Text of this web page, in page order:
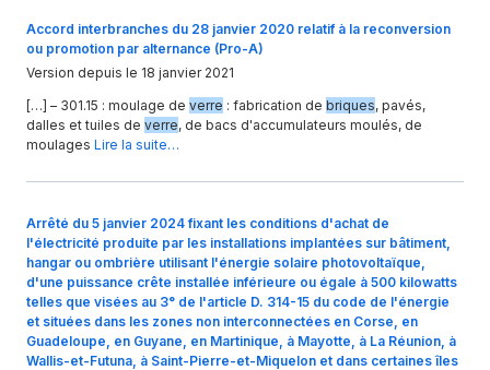
Accord interbranches du 28 janvier 2020 relatif à la reconversion
ou promotion par alternance (Pro-A)
Version depuis le 18 janvier 2021
[…] – 301.15 : moulage de verre : fabrication de briques, pavés,
dalles et tuiles de verre, de bacs d'accumulateurs moulés, de
moulages Lire la suite…
Arrêté du 5 janvier 2024 fixant les conditions d'achat de
l'électricité produite par les installations implantées sur bâtiment,
hangar ou ombrière utilisant l'énergie solaire photovoltaïque,
d'une puissance crête installée inférieure ou égale à 500 kilowatts
telles que visées au 3° de l'article D. 314-15 du code de l'énergie
et situées dans les zones non interconnectées en Corse, en
Guadeloupe, en Guyane, en Martinique, à Mayotte, à La Réunion, à
Wallis-et-Futuna, à Saint-Pierre-et-Miquelon et dans certaines îles